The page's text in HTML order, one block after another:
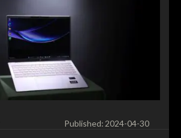
Published:2024-04-30